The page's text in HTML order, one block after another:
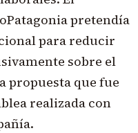
pretendía
para reducir
sobre el
propuesta que fue
realizada con